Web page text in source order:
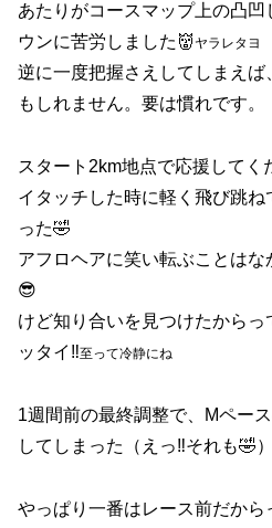
あたりがコースマップ上の凸
ウンに苦労しました👹 ヤラレタヨ
逆に一度把握さえしてしまえ
もしれません。要は慣れです。
スタート2km地点で応援してく
イタッチした時に軽く飛び跳ね
った🤣
アフロヘアに笑い転ぶことは
😎
けど知り合いを見つけたから
ッタイ‼️至って冷静にね
1週間前の最終調整で、Mペー
してしまった（えっ‼️それも🤣）
やっぱり一番はレース前だから